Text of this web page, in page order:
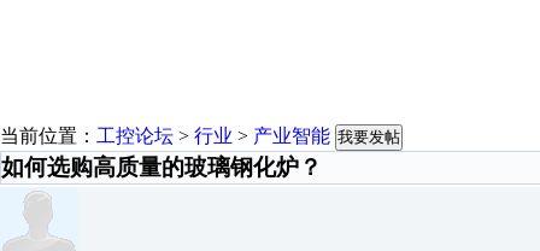
当前位置： 工控论坛 > 行业 > 产业智能 我要发帖
如何选购高质量的玻璃钢化炉？